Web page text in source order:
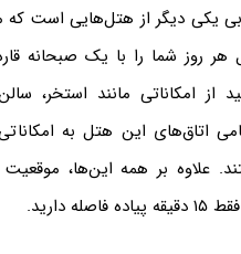
یکی دیگر از هتل‌هایی است که
روز شما را با یک صبحانه
امکاناتی مانند استخر،
اتاق‌های این هتل به امکاناتی
علاوه بر همه این‌ها،
دارید.